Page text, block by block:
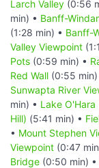
Larch Valley (0:56
min) • Banff-
(1:28 min) • Banff-
Valley Viewpoint
Pots (0:59 min) •
Red Wall (0:55 min)
Sunwapta River
min) • Lake O'Hara
Hill) (5:41 min) •
• Mount Stephen
Viewpoint (0:47
Bridge (0:50 min) •